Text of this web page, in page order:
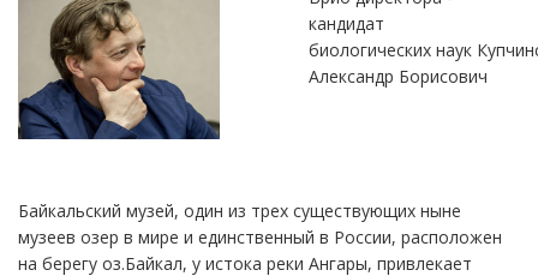
кандидат
биологических наук
Александр Борисович
Байкальский музей, один из трех существующих ныне
музеев озер в мире и единственный в России, расположен
на берегу оз.Байкал, у истока реки Ангары, привлекает